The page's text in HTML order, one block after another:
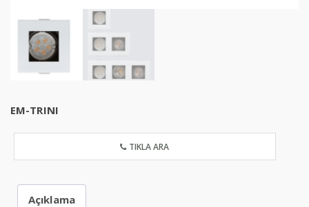
EM-TRINI
TIKLA ARA
Açıklama